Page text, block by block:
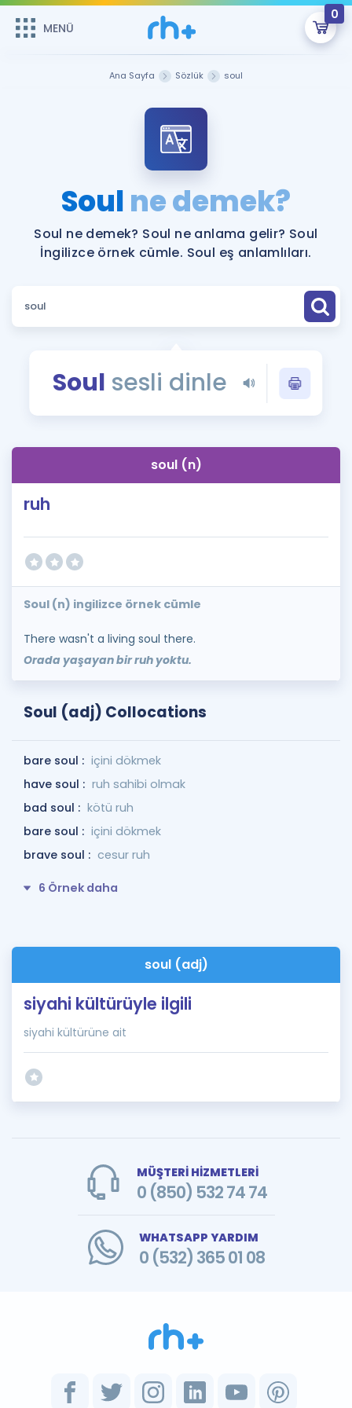
MENÜ
0
ÜYE DEĞİLİM
Sepetin Şu An Boş.
Remzi Hoca ile seni sınava hazırlayacak onlarca eğitim seni
bekliyor!
MENÜ
Faydalı Araçlar
Sözlük
Blog
İngilizce Gramer
Ana Sayfa Sözlük soul
Soulne demek?
Soul ne demek? Soul ne anlama gelir? Soul
İngilizce örnek cümle. Soul eş anlamlıları.
Soul sesli dinle
soul (n)
ruh
Soul (n) ingilizce örnek cümle
There wasn't a living soul there.
Orada yaşayan bir ruh yoktu.
Soul (adj) Collocations
bare soul : içini dökmek
have soul : ruh sahibi olmak
bad soul : kötü ruh
bare soul : içini dökmek
brave soul : cesur ruh
6 Örnek daha
soul (adj)
siyahi kültürüyle ilgili
siyahi kültürüne ait
MÜŞTERİ HİZMETLERİ
0 (850) 532 74 74
WHATSAPP YARDIM
0 (532) 365 01 08